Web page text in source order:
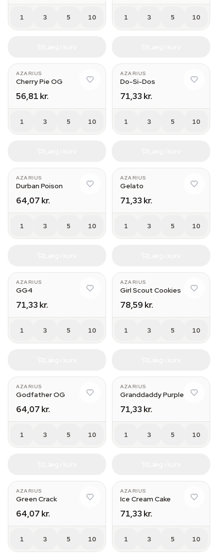
1 3 5 10 1 3 5 10
AZARIUS
Cherry Pie OG
56,81 kr.
1 3 5 10
AZARIUS
Do-Si-Dos
71,33 kr.
1 3 5 10
AZARIUS
Durban Poison
64,07 kr.
1 3 5 10
AZARIUS
Gelato
71,33 kr.
1 3 5 10
AZARIUS
GG4
71,33 kr.
1 3 5 10
AZARIUS
Girl Scout Cookies
78,59 kr.
1 3 5 10
AZARIUS
Godfather OG
64,07 kr.
1 3 5 10
AZARIUS
Granddaddy Purple
71,33 kr.
1 3 5 10
AZARIUS
Green Crack
64,07 kr.
1 3 5 10
AZARIUS
Ice Cream Cake
71,33 kr.
1 3 5 10